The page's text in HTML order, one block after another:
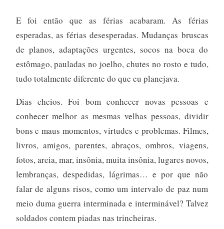
E foi então que as férias acabaram. As férias
esperadas, as férias desesperadas. Mudanças bruscas
de planos, adaptações urgentes, socos na boca do
estômago, pauladas no joelho, chutes no rosto e tudo,
tudo totalmente diferente do que eu planejava.
Dias cheios. Foi bom conhecer novas pessoas e
conhecer melhor as mesmas velhas pessoas, dividir
bons e maus momentos, virtudes e problemas. Filmes,
livros, amigos, parentes, abraços, ombros, viagens,
fotos, areia, mar, insônia, muita insônia, lugares novos,
lembranças, despedidas, lágrimas… e por que não
falar de alguns risos, como um intervalo de paz num
meio duma guerra interminada e interminável? Talvez
soldados contem piadas nas trincheiras.